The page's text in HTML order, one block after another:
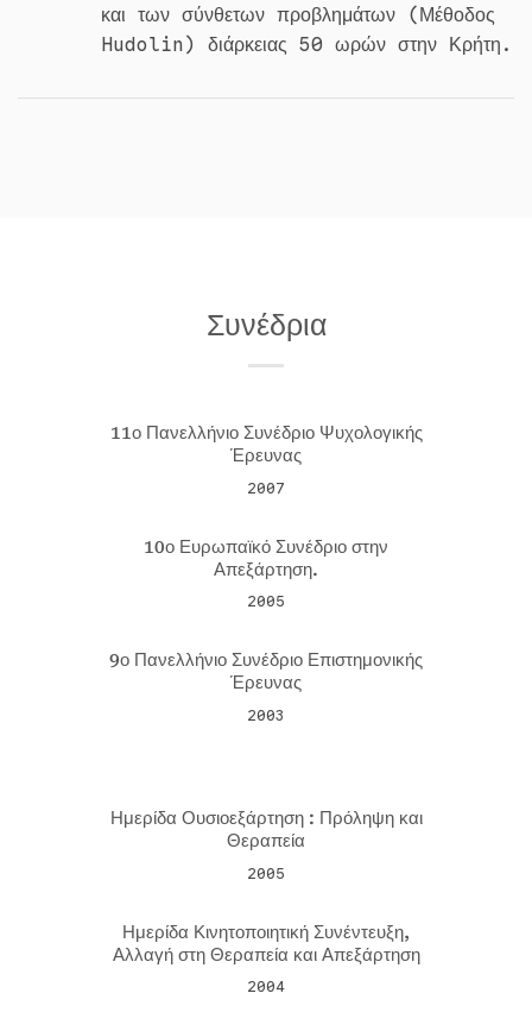
και των σύνθετων προβλημάτων (Μέθοδος
Hudolin) διάρκειας 50 ωρών στην Κρήτη.
Συνέδρια
11ο Πανελλήνιο Συνέδριο Ψυχολογικής
Έρευνας
2007
10ο Ευρωπαϊκό Συνέδριο στην
Απεξάρτηση.
2005
9ο Πανελλήνιο Συνέδριο Επιστημονικής
Έρευνας
2003
Ημερίδα Ουσιοεξάρτηση : Πρόληψη και
Θεραπεία
2005
Ημερίδα Κινητοποιητική Συνέντευξη,
Αλλαγή στη Θεραπεία και Απεξάρτηση
2004